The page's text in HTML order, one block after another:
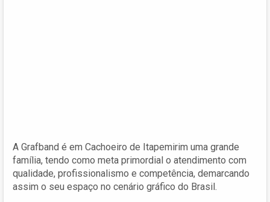
A Grafband é em Cachoeiro de Itapemirim uma grande
família, tendo como meta primordial o atendimento com
qualidade, profissionalismo e competência, demarcando
assim o seu espaço no cenário gráfico do Brasil.